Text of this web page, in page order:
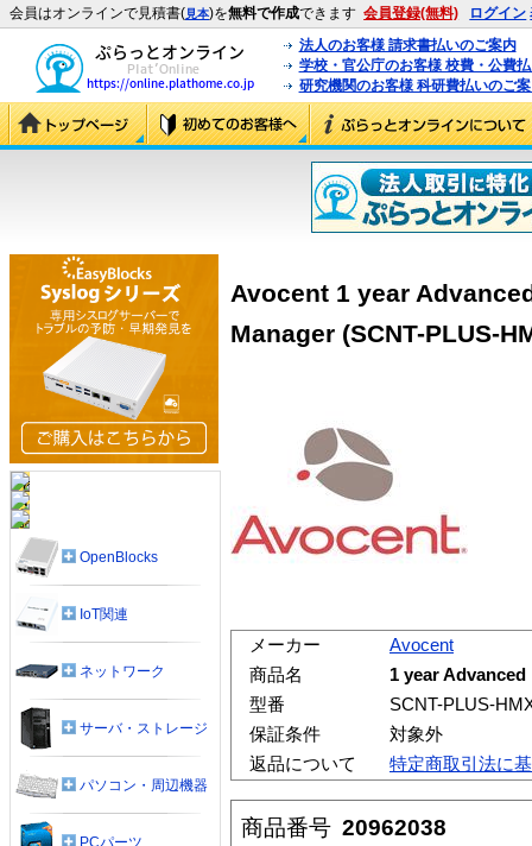
会員はオンラインで見積書(見本)を無料で作成できます 会員登録(無料) ログイン
法人のお客様 請求書払いのご案内
学校・官公庁のお客様 校費・公費
研究機関のお客様 科研費払いのご
Avocent 1 year
Manager (SCNT-PLUS-
メーカー
Avocent
商品名
1 year
型番
SCNT-PLUS-
保証条件
対象外
返品について
特定商取引法に
商品番号 20962038
OpenBlocks
IoT関連
ネットワーク
サーバ・ストレージ
パソコン・周辺機器
PCパーツ